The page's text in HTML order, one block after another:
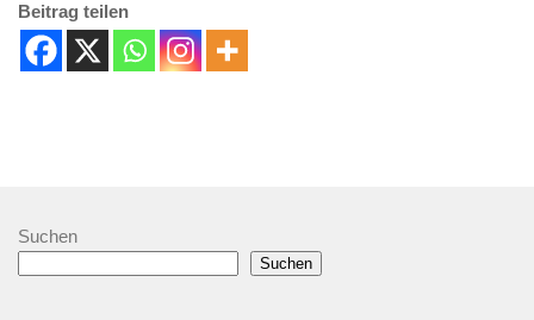
Beitrag teilen
Suchen
Suchen